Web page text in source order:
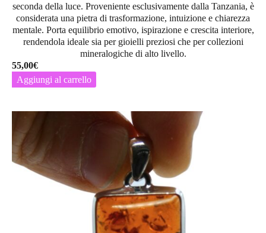
seconda della luce. Proveniente esclusivamente dalla Tanzania, è
considerata una pietra di trasformazione, intuizione e chiarezza
mentale. Porta equilibrio emotivo, ispirazione e crescita interiore,
rendendola ideale sia per gioielli preziosi che per collezioni
mineralogiche di alto livello.
55,00€
Aggiungi al carrello